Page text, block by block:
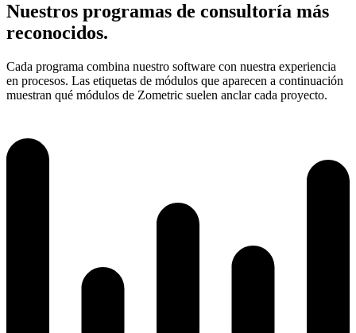
Nuestros programas de consultoría más
reconocidos.
Cada programa combina nuestro software con nuestra experiencia
en procesos. Las etiquetas de módulos que aparecen a continuación
muestran qué módulos de Zometric suelen anclar cada proyecto.